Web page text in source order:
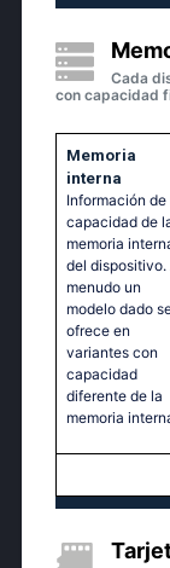
Cada
con capacidad
Memoria
interna
Información de
capacidad de
memoria
del dispositivo.
menudo un
modelo dado
ofrece en
variantes con
capacidad
diferente de la
memoria